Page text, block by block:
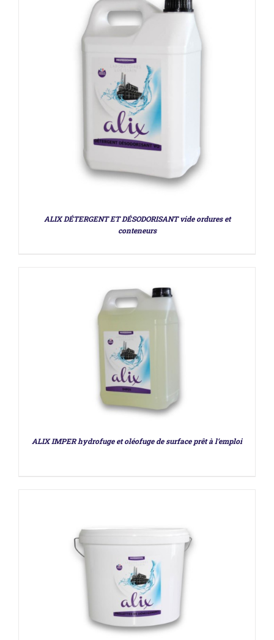
ALIX DÉTERGENT ET DÉSODORISANT vide ordures et
conteneurs
ALIX IMPER hydrofuge et oléofuge de surface prêt à l’emploi
DÉTAILS